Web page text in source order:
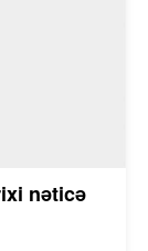
nəticə